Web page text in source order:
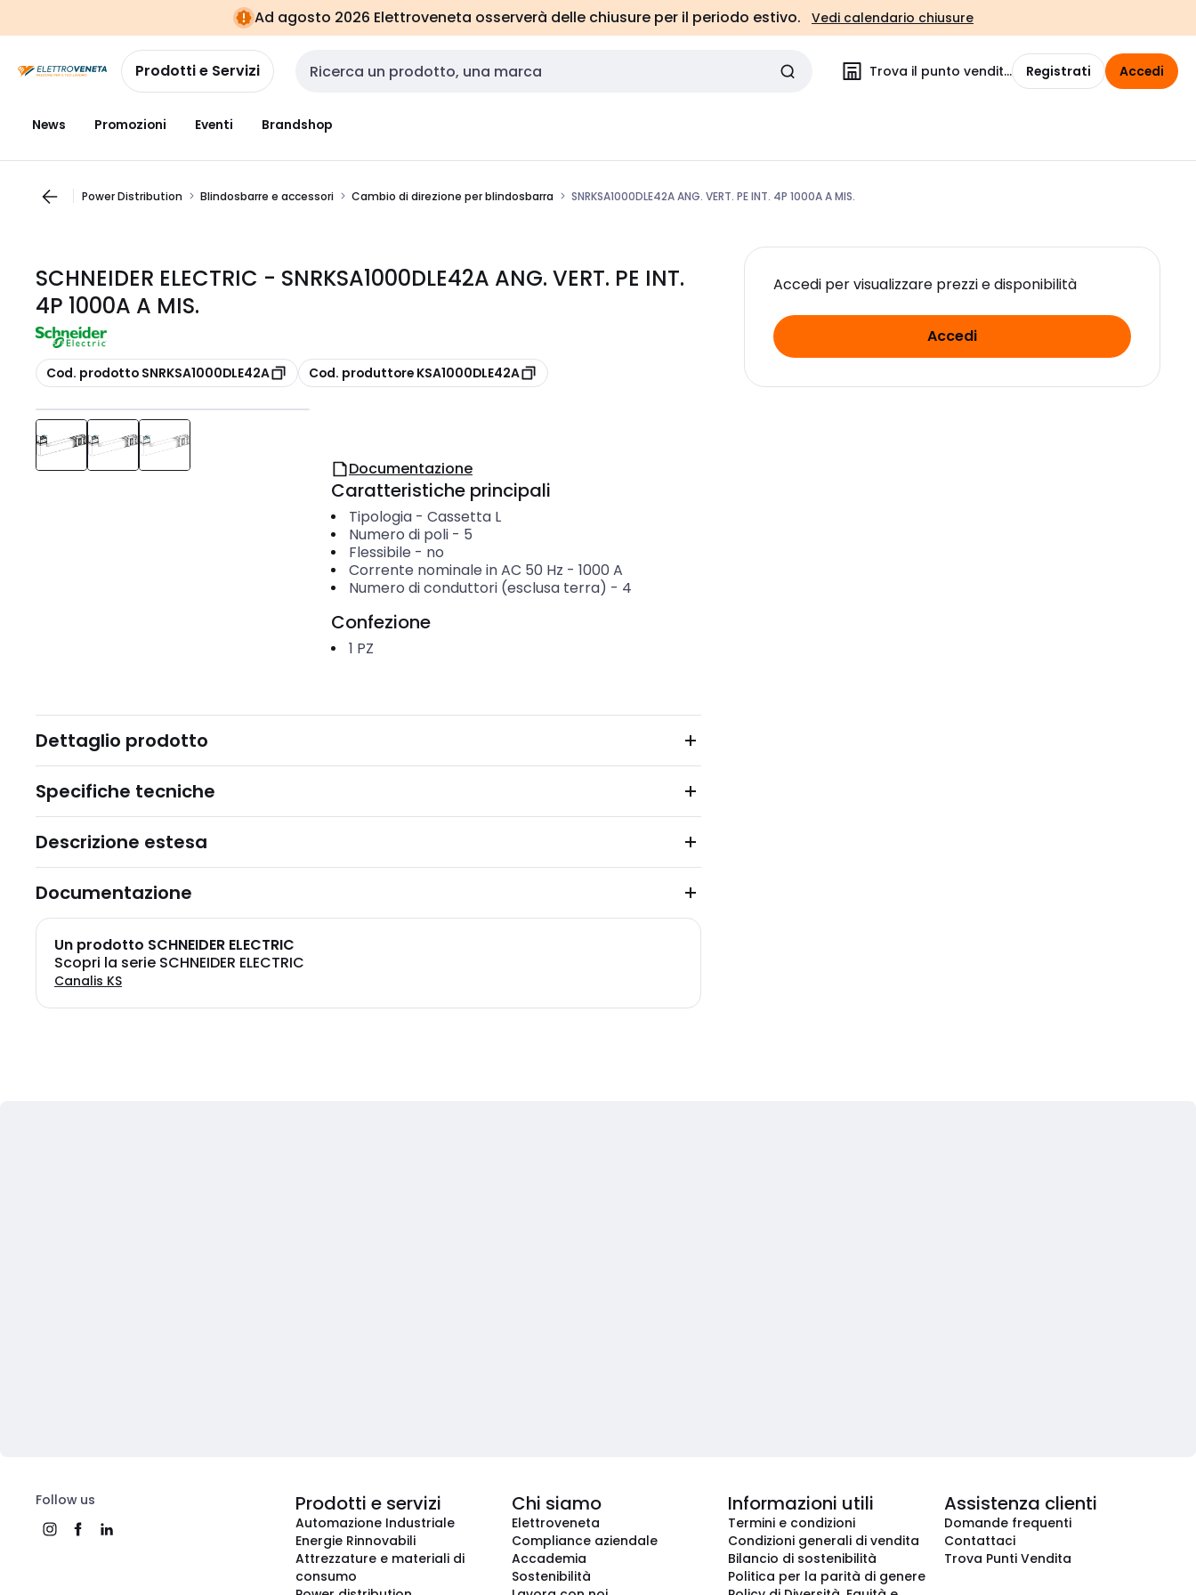
navigazionealla
pagina
Ad agosto 2026 Elettroveneta osserverà delle chiusure per il periodo estivo. Vedi calendario chiusure
Prodotti e Servizi Cerca input Trova il punto vendita Registrati Accedi
News Promozioni Eventi Brandshop
Power Distribution Blindosbarre e accessori Cambio di direzione per blindosbarra SNRKSA1000DLE42A ANG. VERT. PE INT. 4P 1000A A MIS.
SCHNEIDER ELECTRIC - SNRKSA1000DLE42A ANG. VERT. PE INT.
4P 1000A A MIS.
copia
Cod. prodotto SNRKSA1000DLE42A copia
Cod. produttore KSA1000DLE42A
Accedi per visualizzare prezzi e disponibilità
Accedi
Documentazione
Caratteristiche principali
Tipologia- Cassetta L
Numero di poli- 5
Flessibile - no
Corrente nominale in AC 50 Hz - 1000 A
Numero di conduttori (esclusa terra) - 4
Confezione
1 PZ
Dettaglio prodotto
Specifiche tecniche
Descrizione estesa
Documentazione
Un prodotto SCHNEIDER ELECTRIC
Scopri la serie SCHNEIDER ELECTRIC
Canalis KS
Follow us Prodotti e servizi
Automazione Industriale
Energie Rinnovabili
Attrezzature e materiali di
consumo
Chi siamo
Elettroveneta
Compliance aziendale
Accademia
Sostenibilità
Informazioni utili
Termini e condizioni
Condizioni generali di vendita
Bilancio di sostenibilità
Politica per la parità di genere
Assistenza clienti
Domande frequenti
Contattaci
Trova Punti Vendita